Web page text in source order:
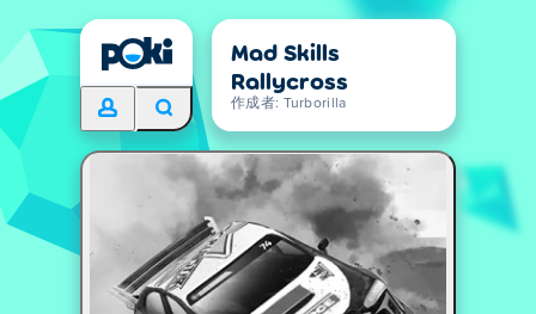
Mad Skills
Rallycross
作成者: Turborilla